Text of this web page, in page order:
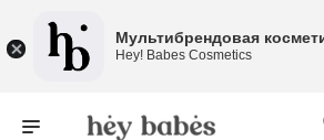
Мультибрендовая
Hey! Babes Cosmetics